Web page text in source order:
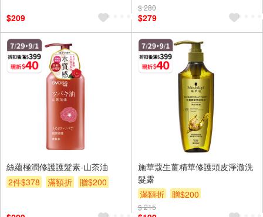
$209
$ 280
$279
絲蘊極潤修護護髮素-山茶油
2件$378
滿額折 贈$200
施華蔻生薑精華修護頭皮淨澈洗
髮露
滿額折
贈$200
$ 215